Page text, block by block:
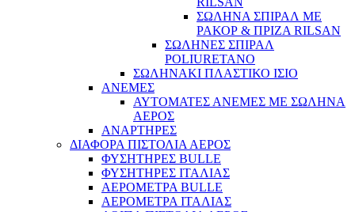
ΣΩΛΗΝΑ ΣΠΙΡΑΛ ΜΕ
ΡΑΚΟΡ & ΠΡΙΖΑ RILSAN
ΣΩΛΗΝΕΣ ΣΠΙΡΑΛ
POLIURETANO
ΣΩΛΗΝΑΚΙ ΠΛΑΣΤΙΚΟ ΙΣΙΟ
ΑΝΕΜΕΣ
ΑΥΤΟΜΑΤΕΣ ΑΝΕΜΕΣ ΜΕ ΣΩΛΗΝΑ
ΑΕΡΟΣ
ΑΝΑΡΤΗΡΕΣ
ΔΙΑΦΟΡΑ ΠΙΣΤΟΛΙΑ ΑΕΡΟΣ
ΦΥΣΗΤΗΡΕΣ BULLE
ΦΥΣΗΤΗΡΕΣ ΙΤΑΛΙΑΣ
ΑΕΡΟΜΕΤΡΑ BULLE
ΑΕΡΟΜΕΤΡΑ ΙΤΑΛΙΑΣ